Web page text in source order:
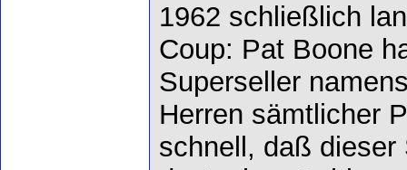
1962 schließlich
Coup: Pat Boone
Superseller
Herren sämtlicher
schnell, daß dieser